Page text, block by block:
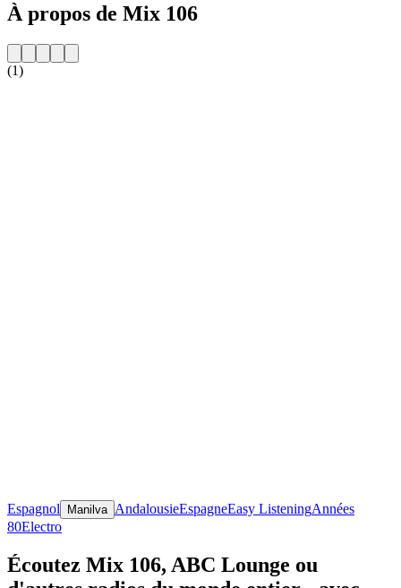
À propos de Mix 106
(1)
Espagnol Manilva AndalousieEspagneEasy ListeningAnnées
80Electro
Écoutez Mix 106, ABC Lounge ou